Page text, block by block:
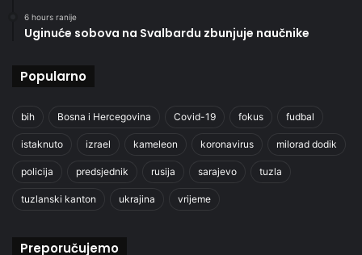
6 hours ranije
Uginuće sobova na Svalbardu zbunjuje naučnike
Popularno
bih Bosna i Hercegovina Covid-19 fokus fudbal
istaknuto izrael kameleon koronavirus milorad dodik
policija predsjednik rusija sarajevo tuzla
tuzlanski kanton ukrajina vrijeme
Preporučujemo